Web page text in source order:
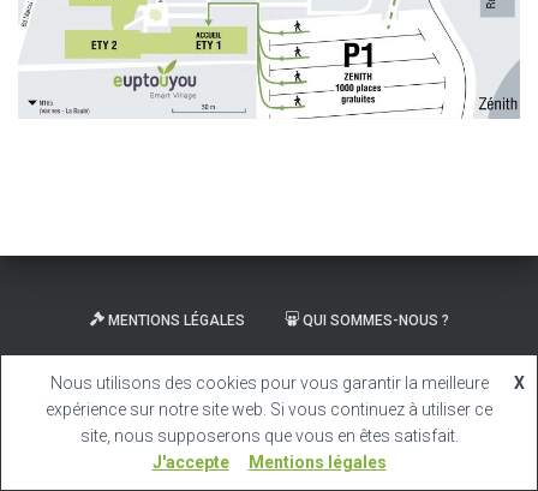
MENTIONS LÉGALES QUI SOMMES-NOUS ?
CARRIÈRE
Hestia | Développé parThemeIsle
Nous utilisons des cookies pour vous garantir la meilleure
expérience sur notre site web. Si vous continuez à utiliser ce
site, nous supposerons que vous en êtes satisfait.
X
J'accepte Mentions légales